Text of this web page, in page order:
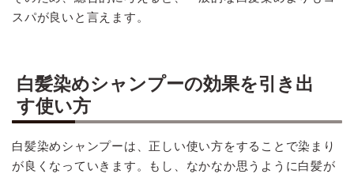
スパが良いと言えます。
白髪染めシャンプーの効果を引き出
す使い方
白髪染めシャンプーは、正しい使い方をすることで染まり
が良くなっていきます。もし、なかなか思うように白髪が